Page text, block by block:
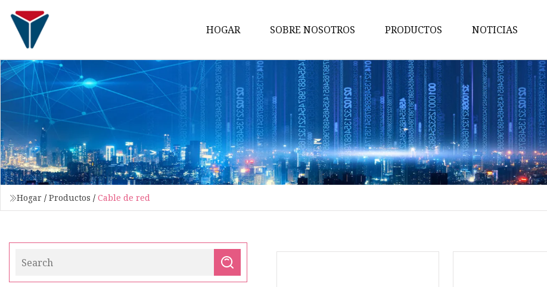
HOGAR SOBRE NOSOTROS PRODUCTOS
Cable de alimentación
Arnés de cables
Cable de red
Cable CAT6
Cable CAT5e
Cable de alimentación VDE de
dispositivos inteligentes
NOTICIAS
Hogar / Productos / Cable de red